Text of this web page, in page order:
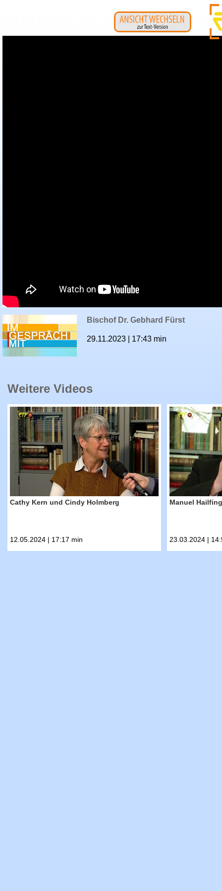
Bischof Dr. Gebhard Fürst
29.11.2023 | 17:43 min
Weitere Videos
RTF.1 Im Gespräch mit...: Cathy Kern und
Cathy Kern und Cindy Holmberg
12.05.2024 | 17:17 min
RTF.1 Im
Manuel
23.03.2024 |